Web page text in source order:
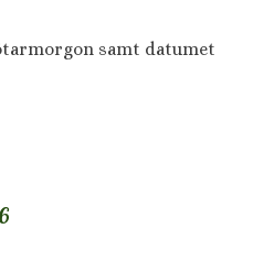
samt datumet